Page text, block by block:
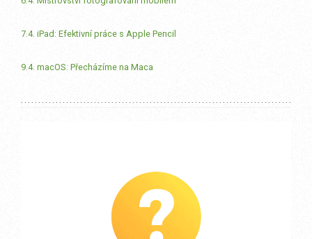
7.4. iPad: Efektivní práce s Apple Pencil
9.4. macOS: Přecházíme na Maca